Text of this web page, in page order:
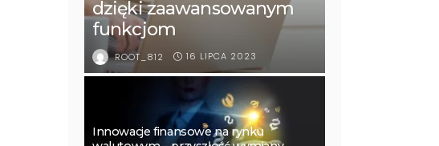
dzięki zaawansowanym
funkcjom
ROOT_812 16 LIPCA 2023
Innowacje finansowe na rynku